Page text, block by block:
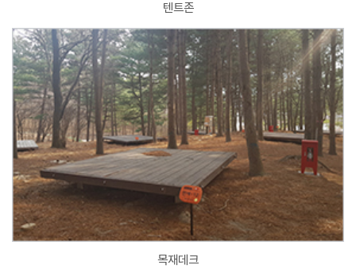
텐트존
목재데크